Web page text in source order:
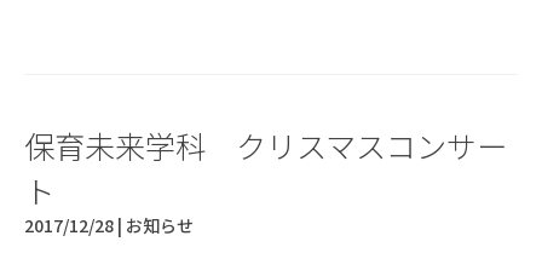
保育未来学科 クリスマスコンサー
ト
2017/12/28 | お知らせ